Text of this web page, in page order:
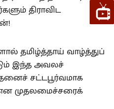
திராவிட
தமிழ்த்தாய் வாழ்த்துப்
இந்த அவலச்
சட்டபூர்வமாக
முதலமைச்சரைக்